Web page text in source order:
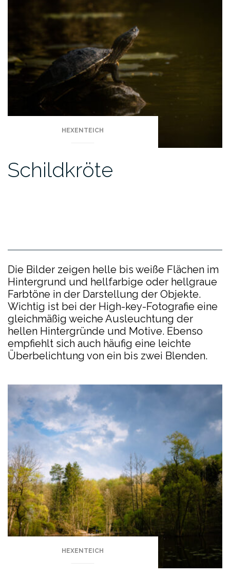
HEXENTEICH
Schildkröte
Die Bilder zeigen helle bis weiße Flächen im
Hintergrund und hellfarbige oder hellgraue
Farbtöne in der Darstellung der Objekte.
Wichtig ist bei der High-key-Fotografie eine
gleichmäßig weiche Ausleuchtung der
hellen Hintergründe und Motive. Ebenso
empfiehlt sich auch häufig eine leichte
Überbelichtung von ein bis zwei Blenden.
HEXENTEICH